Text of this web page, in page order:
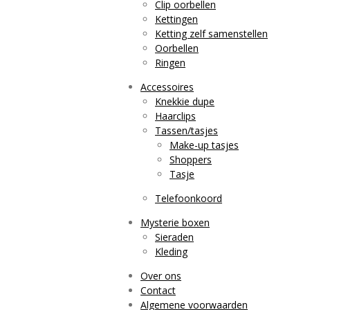
Clip oorbellen
Kettingen
Ketting zelf samenstellen
Oorbellen
Ringen
Accessoires
Knekkie dupe
Haarclips
Tassen/tasjes
Make-up tasjes
Shoppers
Tasje
Telefoonkoord
Mysterie boxen
Sieraden
Kleding
Over ons
Contact
Algemene voorwaarden